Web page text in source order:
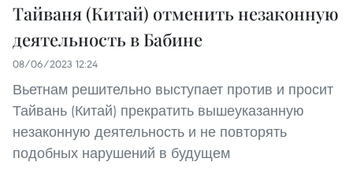
Тайваня (Китай) отменить незаконную
деятельность в Бабине
08/06/2023 12:24
Вьетнам решительно выступает против и просит
Тайвань (Китай) прекратить вышеуказанную
незаконную деятельность и не повторять
подобных нарушений в будущем